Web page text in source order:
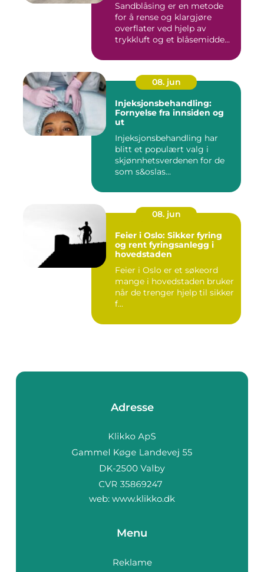
Sandblåsing er en metode
for å rense og klargjøre
overflater ved hjelp av
trykkluft og et blåsemidde...
08. jun
Injeksjonsbehandling:
Fornyelse fra innsiden og
ut
Injeksjonsbehandling har
blitt et populært valg i
skjønnhetsverdenen for de
som s&oslas...
08. jun
Feier i Oslo: Sikker fyring
og rent fyringsanlegg i
hovedstaden
Feier i Oslo er et søkeord
mange i hovedstaden bruker
når de trenger hjelp til sikker
f...
Adresse
web: www.klikko.dk
Menu
Reklame